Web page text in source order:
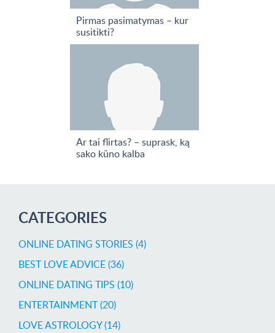
Pirmas pasimatymas – kur
susitikti?
Ar tai flirtas? – suprask, ką
sako kūno kalba
CATEGORIES
ONLINE DATING STORIES (4)
BEST LOVE ADVICE (36)
ONLINE DATING TIPS (10)
ENTERTAINMENT (20)
LOVE ASTROLOGY (14)